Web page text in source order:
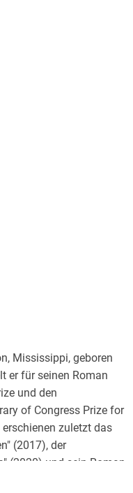
Mississippi, geboren
er für seinen Roman
und den
of Congress Prize for
zuletzt das
(2017), der
(2020) und sein Roman